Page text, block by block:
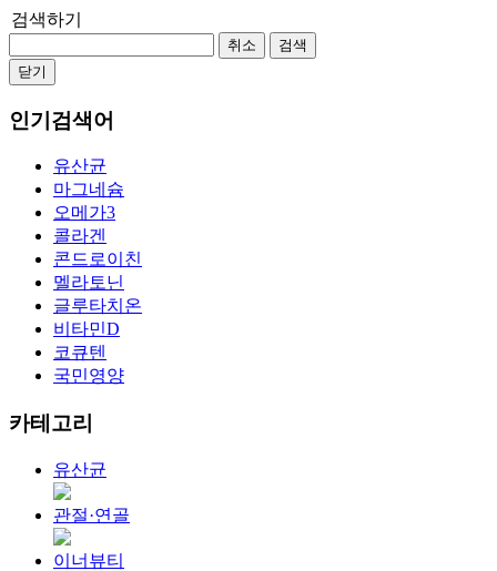
검색하기
취소
검색
닫기
인기검색어
유산균
마그네슘
오메가3
콜라겐
콘드로이친
멜라토닌
글루타치온
비타민D
코큐텐
국민영양
카테고리
유산균
관절·연골
이너뷰티